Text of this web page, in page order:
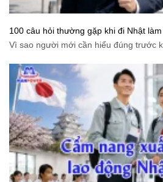
100 câu hỏi thường gặp khi đi Nhật
hiểu cho người mới bắt đầu
Vì sao người mới cần hiểu đúng trước